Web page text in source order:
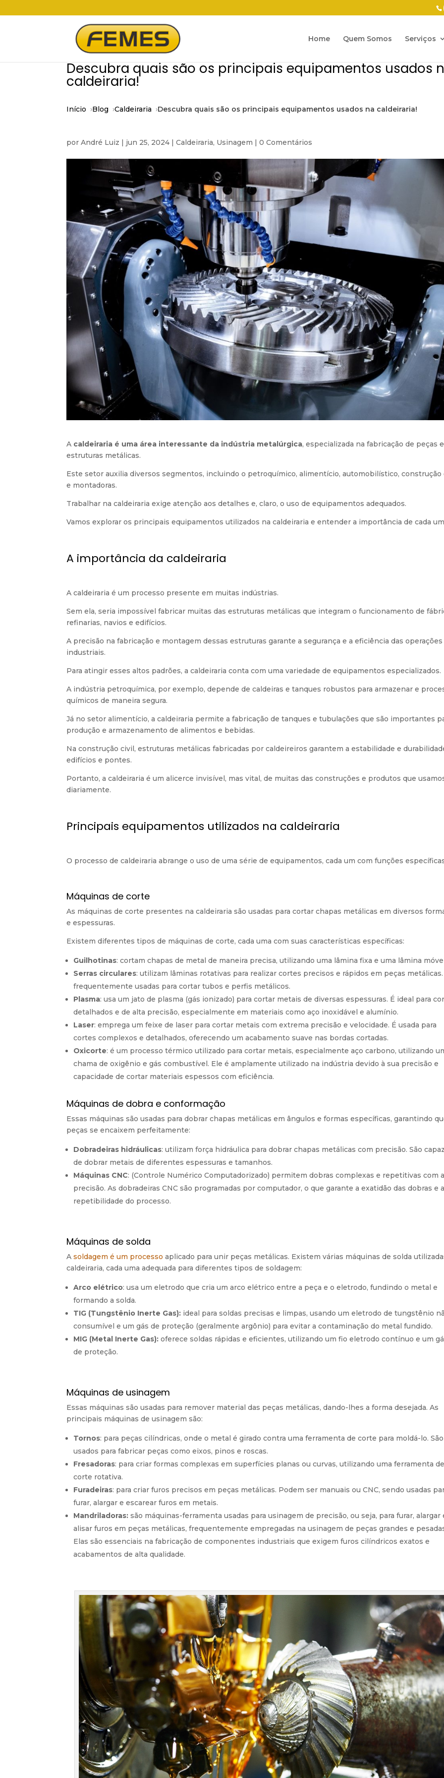
Home Quem Somos Serviços
Descubra quais são os principais equipamentos usados
caldeiraria!
Início Blog Caldeiraria Descubra quais são os principais equipamentos usados na caldeiraria!
porAndré Luiz | jun 25, 2024 |Caldeiraria, Usinagem |0 Comentários
A caldeiraria é uma área interessante da indústria metalúrgica, especializada na fabricação de peçase
estruturas metálicas.
Este setor auxilia diversos segmentos, incluindo o petroquímico, alimentício, automobilístico, construção
e montadoras.
Trabalhar na caldeiraria exige atenção aos detalhes e, claro, o uso de equipamentos adequados.
Vamos explorar os principais equipamentos utilizados na caldeiraria e entender a importância de cada
A importância da caldeiraria
A caldeiraria é um processo presente em muitas indústrias.
Sem ela, seria impossível fabricar muitas das estruturas metálicas que integram o funcionamento de
refinarias, navios e edifícios.
A precisão na fabricação e montagem dessas estruturas garante a segurança e a eficiência das operações
industriais.
Para atingir esses altos padrões, a caldeiraria conta com uma variedade de equipamentos especializados.
A indústria petroquímica, por exemplo, depende de caldeiras e tanques robustos para armazenar e
químicos de maneira segura.
Já no setor alimentício, a caldeiraria permite a fabricação de tanques e tubulações que são importantes
produção e armazenamento de alimentos e bebidas.
Na construção civil, estruturas metálicas fabricadas por caldeireiros garantem a estabilidade e
edifícios e pontes.
Portanto, a caldeiraria é um alicerce invisível, mas vital, de muitas das construções e produtos que
diariamente.
Principais equipamentos utilizados na caldeiraria
O processo de caldeiraria abrange o uso de uma série de equipamentos, cada um com funções
Máquinas de corte
As máquinas de corte presentes na caldeiraria são usadas para cortar chapas metálicas em diversos
e espessuras.
Existem diferentes tipos de máquinas de corte, cada uma com suas características específicas:
Guilhotinas: cortam chapas de metal de maneira precisa, utilizando uma lâmina fixa e uma lâmina
Serras circulares: utilizam lâminas rotativas para realizar cortes precisos e rápidos em peças metálicas.
frequentemente usadas para cortar tubos e perfis metálicos.
Plasma: usa um jato de plasma (gás ionizado) para cortar metais de diversas espessuras. É ideal para
detalhados e de alta precisão, especialmente em materiais como aço inoxidável e alumínio.
Laser: emprega um feixe de laser para cortar metais com extrema precisão e velocidade. É usada para
cortes complexos e detalhados, oferecendo um acabamento suave nas bordas cortadas.
Oxicorte: é um processo térmico utilizado para cortar metais, especialmente aço carbono, utilizando
chama de oxigênio e gás combustível. Ele é amplamente utilizado na indústria devido à sua precisão e
capacidade de cortar materiais espessos com eficiência.
Máquinas de dobra e conformação
Essas máquinas são usadas para dobrar chapas metálicas em ângulos e formas específicas, garantindo
peças se encaixem perfeitamente:
Dobradeiras hidráulicas: utilizam força hidráulica para dobrar chapas metálicas com precisão. São
de dobrar metais de diferentes espessuras e tamanhos.
Máquinas CNC: (Controle Numérico Computadorizado) permitem dobras complexas e repetitivas com
precisão. As dobradeiras CNC são programadas por computador, o que garante a exatidão das dobras e a
repetibilidade do processo.
Máquinas de solda
Asoldagem é um processo aplicado para unir peças metálicas. Existem várias máquinas de solda
caldeiraria, cada uma adequada para diferentes tipos de soldagem:
Arco elétrico: usa um eletrodo que cria um arco elétrico entre a peça e o eletrodo, fundindo o metal e
formando a solda.
TIG (Tungstênio Inerte Gas): ideal para soldas precisas e limpas, usando um eletrodo de tungstênio
consumível e um gás de proteção (geralmente argônio) para evitar a contaminação do metal fundido.
MIG (Metal Inerte Gas): oferece soldas rápidas e eficientes, utilizando um fio eletrodo contínuo e um
de proteção.
Máquinas de usinagem
Essas máquinas são usadas para remover material das peças metálicas, dando-lhes a forma desejada. As
principais máquinas de usinagem são:
Tornos: para peças cilíndricas, onde o metal é girado contra uma ferramenta de corte para moldá-lo. São
usados para fabricar peças como eixos, pinos e roscas.
Fresadoras: para criar formas complexas em superfícies planas ou curvas, utilizando uma ferramenta de
corte rotativa.
Furadeiras: para criar furos precisos em peças metálicas. Podem ser manuais ou CNC, sendo usadas
furar, alargar e escarear furos em metais.
Mandriladoras:são máquinas-ferramenta usadas para usinagem de precisão, ou seja, para furar, alargar
alisar furos em peças metálicas, frequentemente empregadas na usinagem de peças grandes e
Elas são essenciais na fabricação de componentes industriais que exigem furos cilíndricos exatos e
acabamentos de alta qualidade.